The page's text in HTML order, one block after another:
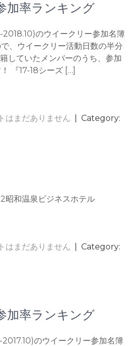
加率ランキング
2018.10)のウイークリー参加名簿
、ウイークリー活動日数の半分
していたメンバーのうち、参加
『17-18シーズ […]
はまだありません
| Category:
昭和温泉ビジネスホテル
はまだありません
| Category:
加率ランキング
2017.10)のウイークリー参加名簿